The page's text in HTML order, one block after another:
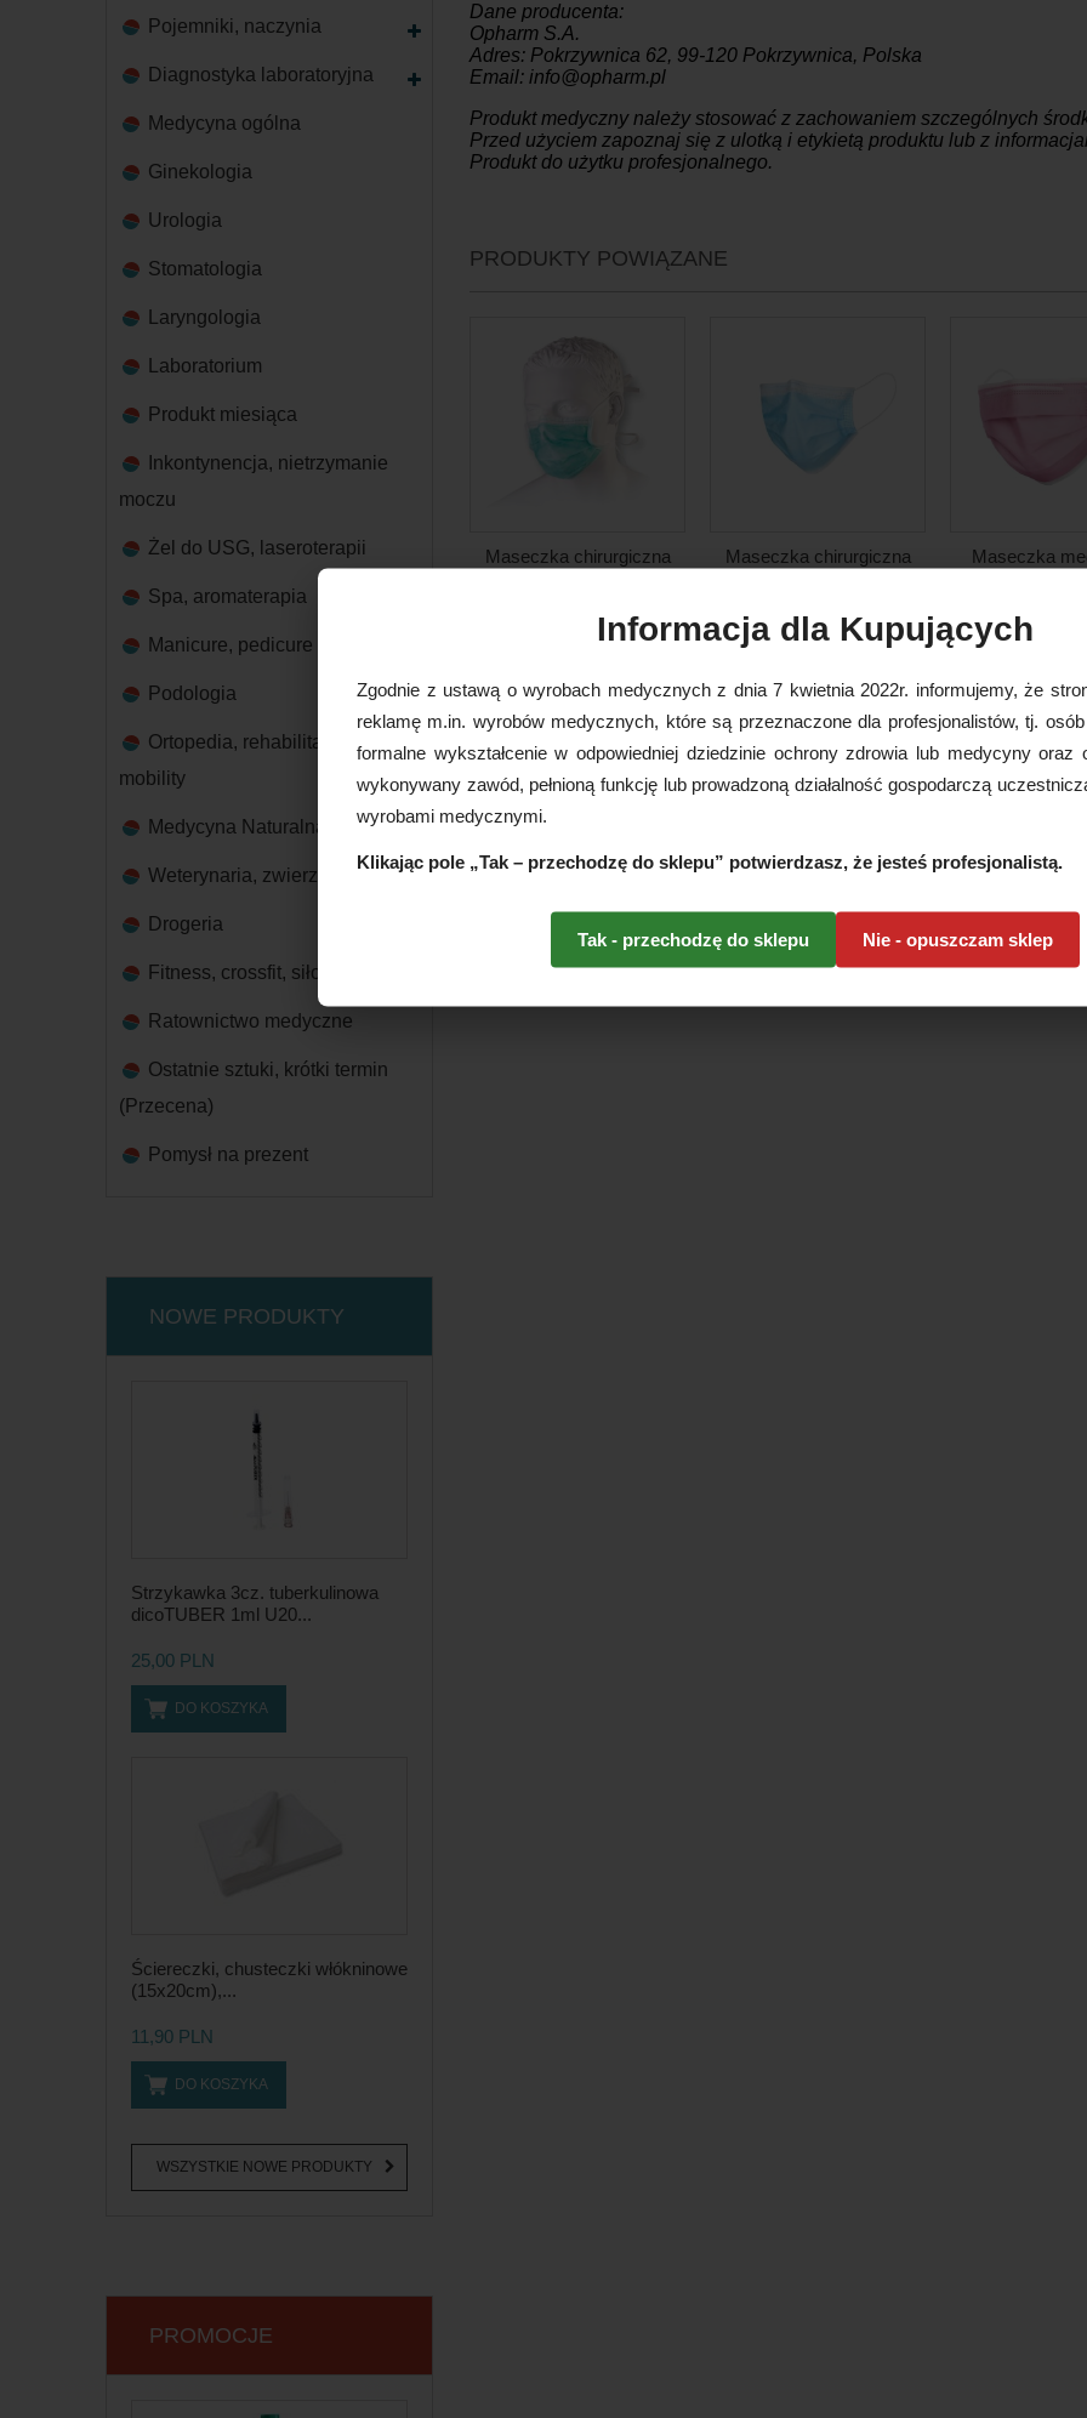
Pojemniki, naczynia
Diagnostyka laboratoryjna
Medycyna ogólna
Ginekologia
Urologia
Stomatologia
Laryngologia
Laboratorium
Produkt miesiąca
Inkontynencja, nietrzymanie
moczu
Żel do USG, laseroterapii
Spa, aromaterapia
Manicure, pedicure
Podologia
Ortopedia, rehabilitacja,
mobility
Medycyna Naturalna
Weterynaria, zwierzęta
Drogeria
Fitness, crossfit, siłownia
Ratownictwo medyczne
Ostatnie sztuki, krótki termin
(Przecena)
Pomysł na prezent
NOWE PRODUKTY
Strzykawka 3cz. tuberkulinowa
dicoTUBER 1ml U20...
25,00 PLN
DO KOSZYKA
Ściereczki, chusteczki włókninowe
(15x20cm),...
11,90 PLN
DO KOSZYKA
WSZYSTKIE NOWE PRODUKTY
PROMOCJE
Dane producenta:
Opharm S.A.
Adres: Pokrzywnica 62, 99-120 Pokrzywnica, Polska
Email: info@opharm.pl
Produkt medyczny należy stosować z zachowaniem szczególnych
Przed użyciem zapoznaj się z ulotką i etykietą produktu lub z
Produkt do użytku profesjonalnego.
PRODUKTY POWIĄZANE
Maseczka chirurgiczna
Maseczka chirurgiczna
Maseczka
11,50
Informacja dla Kupujących
Zgodnie z ustawą o wyrobach medycznych z dnia 7 kwietnia 2022r. informujemy, że
reklamę m.in. wyrobów medycznych, które są przeznaczone dla profesjonalistów, tj.
formalne wykształcenie w odpowiedniej dziedzinie ochrony zdrowia lub medycyny
wykonywany zawód, pełnioną funkcję lub prowadzoną działalność gospodarczą
wyrobami medycznymi.
Klikając pole „Tak – przechodzę do sklepu” potwierdzasz, że jesteś profesjonalistą.
Tak - przechodzę do sklepu Nie - opuszczam sklep